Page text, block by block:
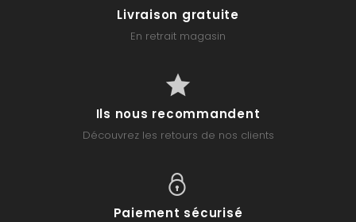
Livraison gratuite
En retrait magasin
Ils nous recommandent
Découvrez les retours de nos clients
Paiement sécurisé